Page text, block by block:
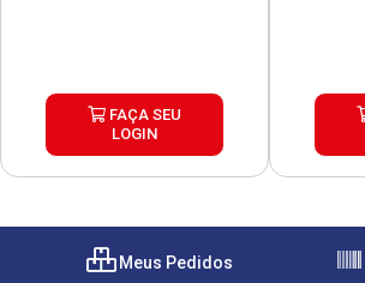
FAÇA SEU
LOGIN
Meus Pedidos